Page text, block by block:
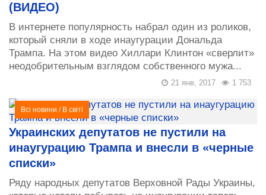
(ВИДЕО)
В интернете популярность набрал один из роликов,
который сняли в ходе инаугурации Дональда
Трампа. На этом видео Хиллари Клинтон «сверлит»
неодобрительным взглядом собственного мужа...
1 753
21 янв, 2017
Всі новини / В світі
Украинских депутатов не пустили на
инаугурацию Трампа и внесли в «черные
списки»
Ряду народных депутатов Верховной Рады Украины,